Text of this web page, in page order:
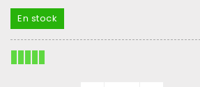
En stock